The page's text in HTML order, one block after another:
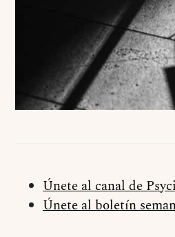
Únete al canal de
Únete al boletín